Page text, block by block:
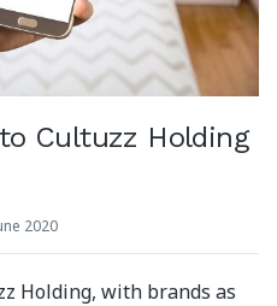
Cultuzz Holding
2020
Holding, with brands as